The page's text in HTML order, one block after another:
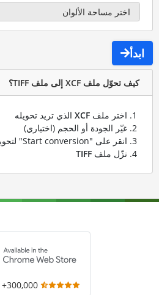
ابدأ
كيف تحوّل ملف XCF إلى ملف TIFF؟
اختر ملف XCFالذي تريد تحويله
غيّر الجودة أو الحجم (اختياري)
انقر على "Start conversion" لتحويل ملفك من
نزّل ملف TIFF
300,000+ مستخدم